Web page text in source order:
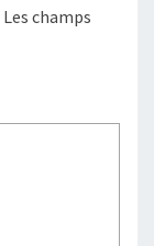
Les champs